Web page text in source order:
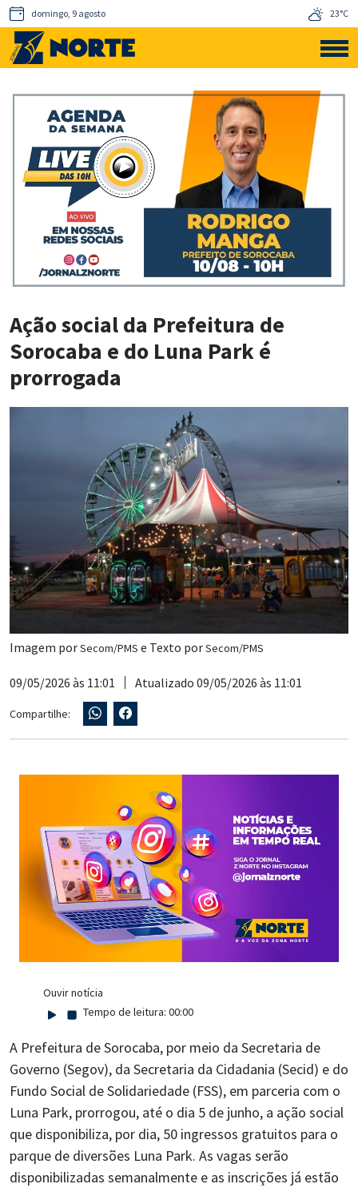
domingo, 9 agosto 23°C
Ação social da Prefeitura de
Sorocaba e do Luna Park é
prorrogada
Imagem porSecom/PMS e Texto porSecom/PMS
09/05/2026 às 11:01 Atualizado 09/05/2026 às 11:01
Compartilhe:
Ouvir notícia
Tempo de leitura: 00:00
A Prefeitura de Sorocaba, por meio da Secretaria de
Governo (Segov), da Secretaria da Cidadania (Secid) e do
Fundo Social de Solidariedade (FSS), em parceria com o
Luna Park, prorrogou, até o dia 5 de junho, a ação social
que disponibiliza, por dia, 50 ingressos gratuitos para o
parque de diversões Luna Park. As vagas serão
disponibilizadas semanalmente e as inscrições já estão